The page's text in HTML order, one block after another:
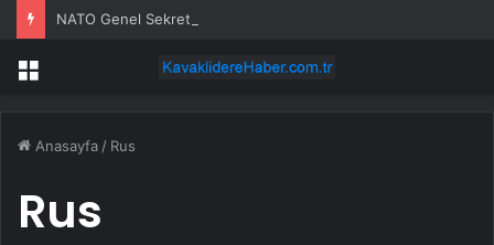
Menü
Anasayfa / Rus
Rus